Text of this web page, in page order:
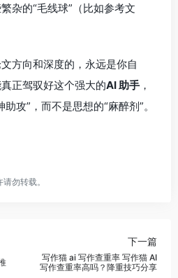
杂的“毛线球”（比如参考文
方向和深度的，永远是你自
正驾驭好这个强大的AI 助手 ，
攻”，而不是思想的“麻醉剂”。
勿转载。
下一篇
写作猫 ai 写作查重率 写作猫 AI
写作查重率高吗？降重技巧分享